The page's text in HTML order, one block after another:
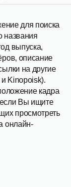
для поиска
названия
выпуска,
описание
на другие
Kinopoisk).
кадра
если Вы ищите
просмотреть
онлайн-